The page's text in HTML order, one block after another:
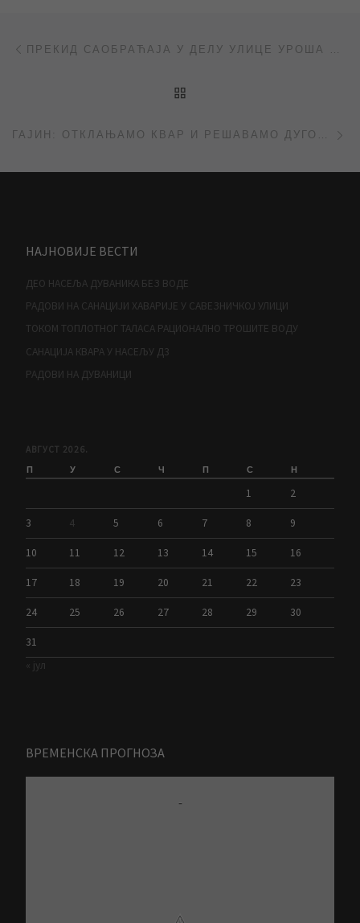
Post navigation
ГАЈИН: ОТКЛАЊАМО КВАР И РЕШАВАМО ДУГОГОДИШЊИ ПРОБЛЕМ (ПРИЛОГ РТВ САНТОС)
НАЈНОВИЈЕ ВЕСТИ
ДЕО НАСЕЉА ДУВАНИКА БЕЗ ВОДЕ
РАДОВИ НА САНАЦИЈИ ХАВАРИЈЕ У САВЕЗНИЧКОЈ УЛИЦИ
ТОКОМ ТОПЛОТНОГ ТАЛАСА РАЦИОНАЛНО ТРОШИТЕ ВОДУ
САНАЦИЈА КВАРА У НАСЕЉУ Д3
РАДОВИ НА ДУВАНИЦИ
АВГУСТ 2026.
П У С Ч П С Н
1 2
3 4 5 6 7 8 9
10 11 12 13 14 15 16
17 18 19 20 21 22 23
24 25 26 27 28 29 30
31
« јул
ВРЕМЕНСКА ПРОГНОЗА
-